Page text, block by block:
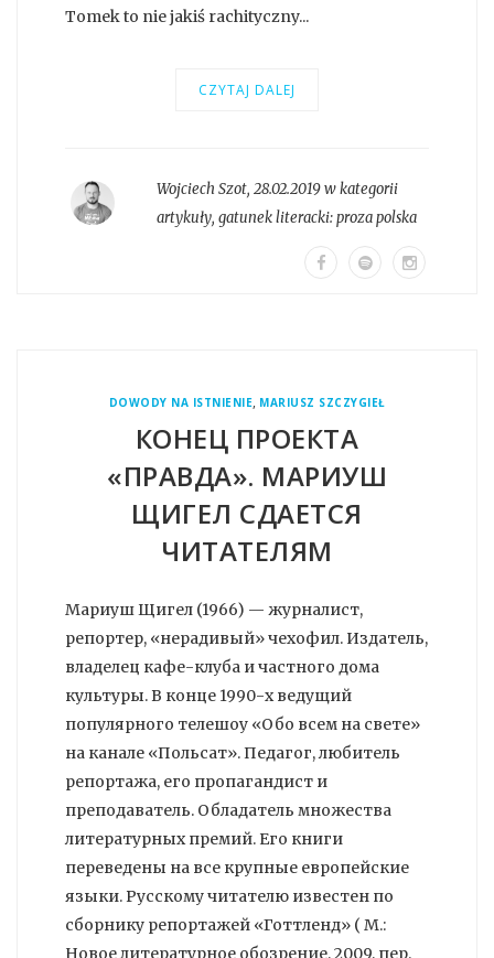
Tomek to nie jakiś rachityczny...
CZYTAJ DALEJ
Wojciech Szot, 28.02.2019 w kategorii
artykuły, gatunek literacki:proza polska
DOWODY NA ISTNIENIE, MARIUSZ SZCZYGIEŁ
КОНЕЦ ПРОЕКТА
«ПРАВДА». МАРИУШ
ЩИГЕЛ CДАЕТСЯ
ЧИТАТЕЛЯМ
Мариуш Щигел (1966) — журналист,
репортер, «нерадивый» чехофил. Издатель,
владелец кафе-клуба и частного дома
культуры. В конце 1990-х ведущий
популярного телешоу «Обо всем на свете»
на канале «Польсат». Педагог, любитель
репортажа, его пропагандист и
преподаватель. Обладатель множества
литературных премий. Его книги
переведены на все крупные европейские
языки. Русскому читателю известен по
сборнику репортажей «Готтленд» ( М.:
Новое литературное обозрение, 2009, пер.